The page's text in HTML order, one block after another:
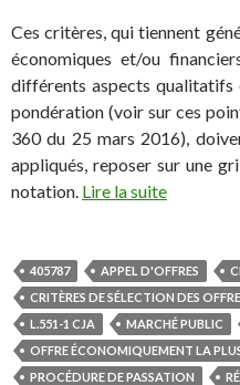
Ces critères, qui tiennent
économiques et/ou
différents aspects qualitatifs
pondération (voir sur ces
360 du 25 mars 2016),
appliqués, reposer sur une
notation. Lire la suite
405787 APPEL D'OFFRES
CRITÈRES DE SÉLECTION DES
L.551-1 CJA
MARCHÉ PUBLIC
OFFRE ÉCONOMIQUEMENT LA
PROCÉDURE DE PASSATION